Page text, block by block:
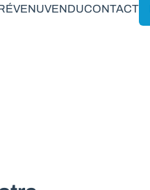
VENDUCONTACT